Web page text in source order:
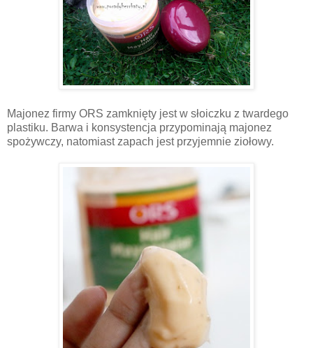
Majonez firmy ORS zamknięty jest w słoiczku z twardego
plastiku. Barwa i konsystencja przypominają majonez
spożywczy, natomiast zapach jest przyjemnie ziołowy.